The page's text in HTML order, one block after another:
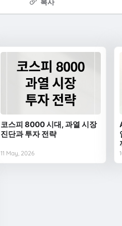
복사
코스피 8000 시대, 과열 시장
진단과 투자 전략
11 May, 2026